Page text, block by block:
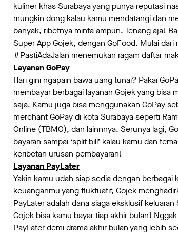
kuliner khas Surabaya yang punya reputasi
mungkin dong kalau kamu mendatangi dan
banyak, ribetnya minta ampun. Tenang aja!
Super App Gojek, dengan GoFood. Mulai
#PastiAdaJalan menemukan ragam daftar
Layanan GoPay
Hari gini ngapain bawa uang tunai? Pakai
membayar berbagai layanan Gojek yang
saja. Kamu juga bisa menggunakan GoPay
merchant GoPay di kota Surabaya seperti
Online (TBMO), dan lainnnya. Serunya lagi,
bayaran sampai ‘split bill’ kalau kamu dan
keribetan urusan pembayaran!
Layanan PayLater
Yakin kamu udah siap sedia dengan
keuanganmu yang fluktuatif, Gojek
PayLater adalah dana siaga eksklusif
Gojek bisa kamu bayar tiap akhir bulan!
PayLater demi drama akhir bulan yang lebih